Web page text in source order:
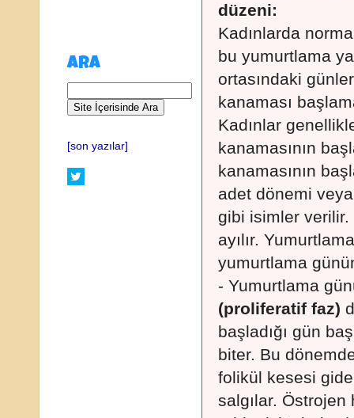
düzeni:
Kadınlarda
bu yumurtlama
ortasındaki
kanaması
Kadınlar
kanamasının
kanamasının
adet dönemi
gibi isimler verilir.
ayılır.
yumurtlama
- Yumurtlama
(proliferatif faz)
başladığı gün
biter. Bu
folikül kesesi
salgılar.
ARA
[son yazılar]